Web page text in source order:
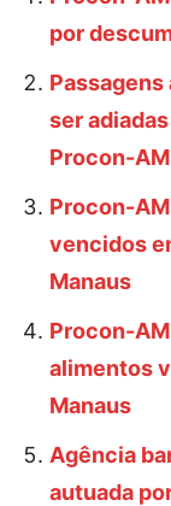
por
ser
Procon-AM
Procon-
vencidos
Manaus
Procon-
alimentos
Manaus
Agência
autuada